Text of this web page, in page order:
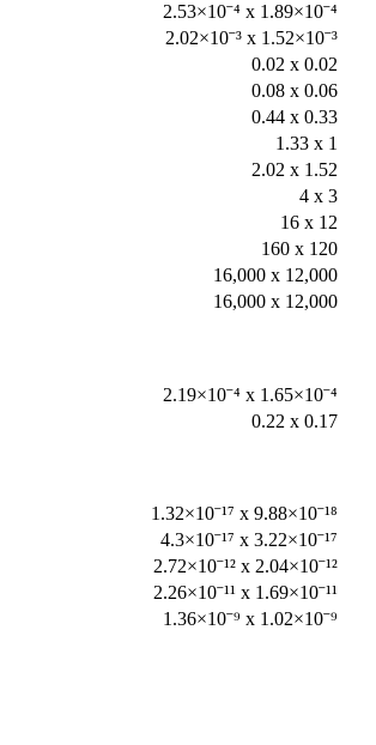
2.53×10⁻⁴ x 1.89×10⁻⁴
2.02×10⁻³ x 1.52×10⁻³
0.02 x 0.02
0.08 x 0.06
0.44 x 0.33
1.33 x 1
2.02 x 1.52
4 x 3
16 x 12
160 x 120
16,000 x 12,000
16,000 x 12,000
2.19×10⁻⁴ x 1.65×10⁻⁴
0.22 x 0.17
1.32×10⁻¹⁷ x 9.88×10⁻¹⁸
4.3×10⁻¹⁷ x 3.22×10⁻¹⁷
2.72×10⁻¹² x 2.04×10⁻¹²
2.26×10⁻¹¹ x 1.69×10⁻¹¹
1.36×10⁻⁹ x 1.02×10⁻⁹